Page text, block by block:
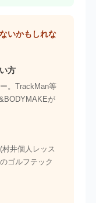
いかもしれな
方
。TrackMan等
が
井個人レッス
ゴルフテック